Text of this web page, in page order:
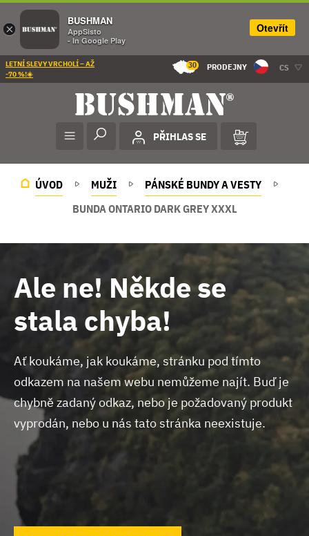
LETNÍ SLEVY VRCHOLÍ – AŽ
-70 %!☀️
30 PRODEJNY CS
PŘIHLAS SE
ÚVOD MUŽI
PÁNSKÉ BUNDY A VESTY
BUNDA ONTARIO DARK GREY XXXL
Ale ne! Někde se
stala chyba!
Ať koukáme, jak koukáme, stránku pod tímto
odkazem na našem webu nemůžeme najít. Buď je
chybně zadaný odkaz, nebo je požadovaný produkt
vyprodán, nebo u nás tato stránka neexistuje.
×
BUSHMAN
AppSisto
- In Google Play
Otevřít